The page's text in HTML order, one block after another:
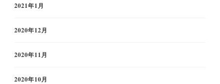
2021年1月
2020年12月
2020年11月
2020年10月